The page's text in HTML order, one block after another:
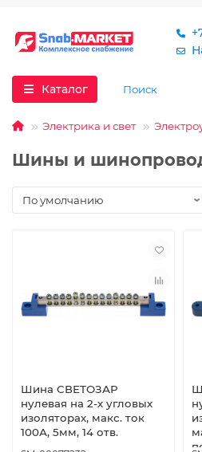
Каталог
Электрика и свет
Шины и
Шина СВЕТОЗАР
нулевая на 2-х угловых
изоляторах, макс. ток
100А, 5мм, 14 отв.